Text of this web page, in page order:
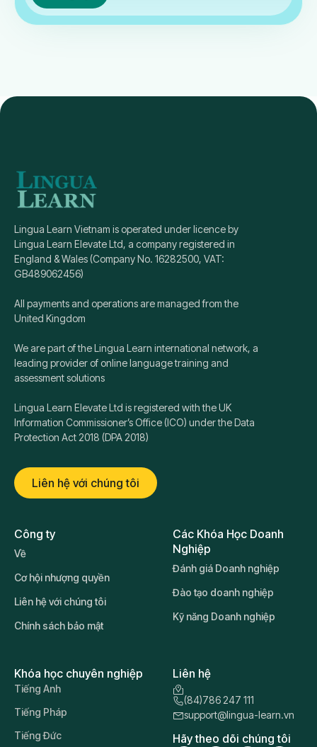
Lingua Learn Vietnam is operated under licence by
Lingua Learn Elevate Ltd, a company registered in
England & Wales (Company No. 16282500, VAT:
GB489062456)
All payments and operations are managed from the
United Kingdom
We are part of the Lingua Learn international network, a
leading provider of online language training and
assessment solutions
Lingua Learn Elevate Ltd is registered with the UK
Information Commissioner’s Office (ICO) under the Data
Protection Act 2018 (DPA 2018)
Liên hệ với chúng tôi
Công ty
Về
Cơ hội nhượng quyền
Liên hệ với chúng tôi
Chính sách bảo mật
Các Khóa Học Doanh
Nghiệp
Đánh giá Doanh nghiệp
Đào tạo doanh nghiệp
Kỹ năng Doanh nghiệp
Khóa học chuyên nghiệp
Tiếng Anh
Tiếng Pháp
Tiếng Đức
Liên hệ
(84)786 247 111
support@lingua-learn.vn
Hãy theo dõi chúng tôi